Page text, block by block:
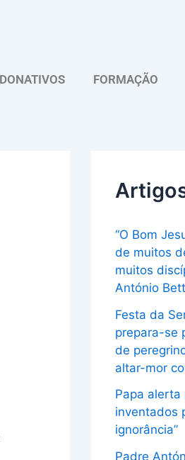
DONATIVOS FORMAÇÃO
“O Bom
de muitos
muitos
António
Festa da
prepara-se
de
altar-mor
Papa alerta
inventados
ignorância”
Padre
u